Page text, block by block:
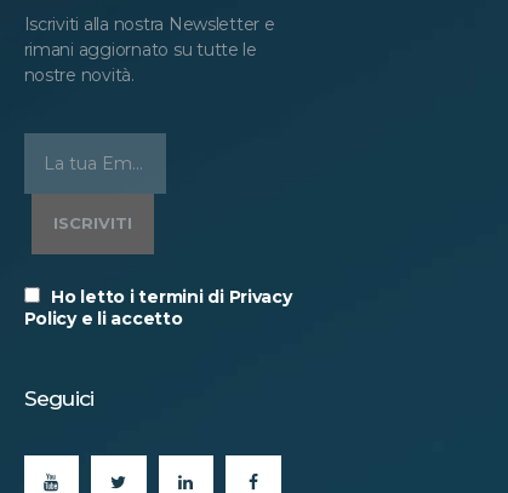
Iscriviti alla nostra Newsletter e
rimani aggiornato su tutte le
nostre novità.
Ho letto i termini di Privacy
Policy e li accetto
Seguici